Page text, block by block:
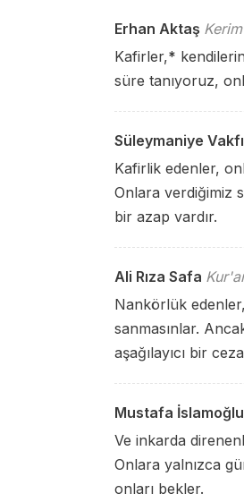
Erhan Aktaş
Kafirler,*
süre tanıyoruz,
Süleymaniye Vakfı
Kafirlik edenler,
Onlara verdiğimiz
bir azap vardır.
Ali Rıza Safa
Nankörlük
sanmasınlar.
aşağılayıcı bir
Mustafa İslamoğlu
Ve inkarda
Onlara yalnızca
onları bekler.